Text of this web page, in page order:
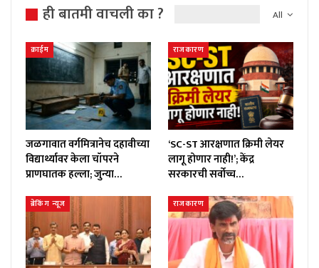
All
ही बातमी वाचली का ?
क्राईम
जळगावात वर्गमित्रानेच दहावीच्या
विद्यार्थ्यावर केला चॉपरने
प्राणघातक हल्ला; जुन्या…
राजकारण
‘SC-ST आरक्षणात क्रिमी लेयर
लागू होणार नाही!’; केंद्र
सरकारची सर्वोच्च…
ब्रेकिंग न्यूज राजकारण